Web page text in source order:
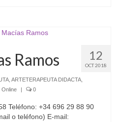
12
OCT 2018
Ramos
ARTETERAPEUTA DIDACTA
Online 0
Teléfono: +34 696 29 88 90
o teléfono) E-mail: